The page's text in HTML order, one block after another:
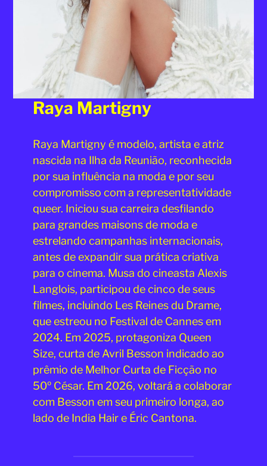
Raya Martigny
Raya Martigny é modelo, artista e atriz
nascida na Ilha da Reunião, reconhecida
por sua influência na moda e por seu
compromisso com a representatividade
queer. Iniciou sua carreira desfilando
para grandes maisons de moda e
estrelando campanhas internacionais,
antes de expandir sua prática criativa
para o cinema. Musa do cineasta Alexis
Langlois, participou de cinco de seus
filmes, incluindo Les Reines du Drame,
que estreou no Festival de Cannes em
2024. Em 2025, protagoniza Queen
Size, curta de Avril Besson indicado ao
prêmio de Melhor Curta de Ficção no
50º César. Em 2026, voltará a colaborar
com Besson em seu primeiro longa, ao
lado de India Hair e Éric Cantona.